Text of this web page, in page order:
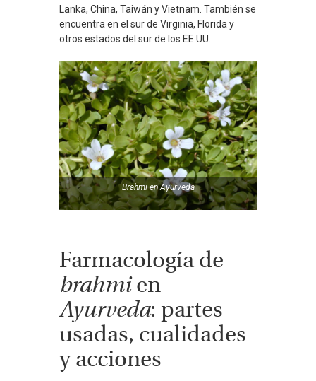
Lanka, China, Taiwán y Vietnam. También se
encuentra en el sur de Virginia, Florida y
otros estados del sur de los EE.UU.
BrahmienAyurveda
Farmacología de
brahmien
Ayurveda: partes
usadas, cualidades
y acciones